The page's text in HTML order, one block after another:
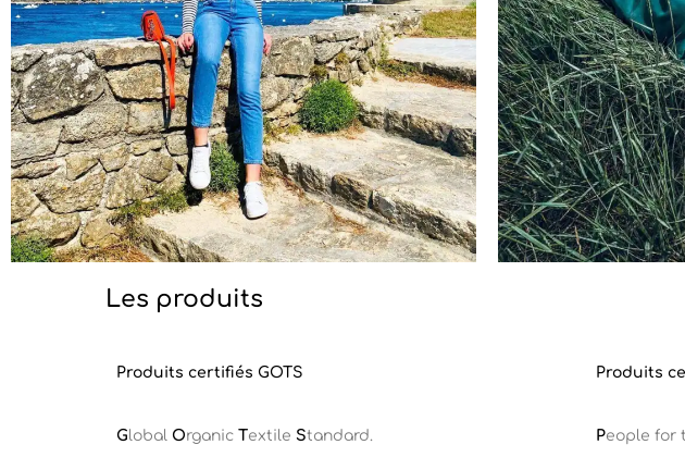
Les produits
Produits certifiés GOTS
Global Organic Textile Standard.
Produits
People for